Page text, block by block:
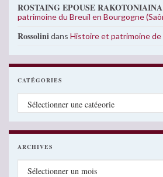
ROSTAING EPOUSE RAKOTONIAINA
patrimoine du Breuil en Bourgogne
Rossolinidans Histoire et patrimoine de
CATÉGORIES
Catégories
ARCHIVES
Archives